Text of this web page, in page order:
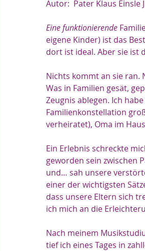
Autor:  Pater Klaus Einsle
Eine funktionierende
eigene Kinder) ist das
dort ist ideal. Aber sie ist
Nichts kommt an sie ran.
Was in Familien gesät,
Zeugnis ablegen. Ich
Familienkonstellation
verheiratet), Oma im
Ein Erlebnis schreckte
geworden sein zwischen
und… sah unsere
einer der wichtigsten
dass unsere Eltern sich
ich mich an die
Nach meinem
tief ich eines Tages in